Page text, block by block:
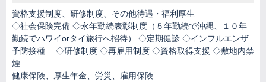
資格支援制度、研修制度、その他待遇・福利厚生
◇社会保険完備 ◇永年勤続表彰制度（５年勤続で沖縄、１０年
勤続でハワイorタイ旅行へ招待） ◇定期健診 ◇インフルエンザ
予防接種 ◇研修制度 ◇再雇用制度 ◇資格取得支援 ◇敷地内禁
煙
健康保険、厚生年金、労災、雇用保険